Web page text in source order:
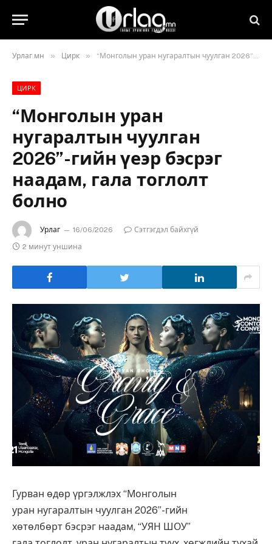
Урлаг.мн » Цирк » “Монголын уран нугаралтын чуулган 2026”-гийн үеэр бэсрэг наадам, гала тоглолт болно
ЦИРК
“Монголын уран
нугаралтын чуулган
2026”-гийн үеэр бэсрэг
наадам, гала тоглолт
болно
Урлаг 16/06/2026
Сэтгэгдэл байхгүй
2 минут уншина
Гурван өдөр үргэлжлэх “Монголын
уран нугаралтын чуулган 2026”-гийн
хөтөлбөрт бэсрэг наадам, “УЯН ШОУ”